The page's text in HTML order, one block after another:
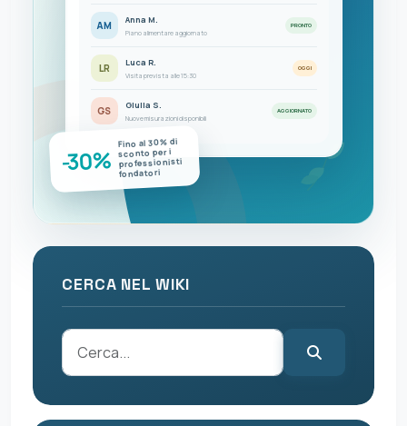
AM Anna M.
Piano alimentare aggiornato
PRONTO
LR Luca R.
Visita prevista alle 15:30
OGGI
GS Giulia S.
Nuove misurazioni disponibili
AGGIORNATO
-30%
Fino al 30% di
sconto per i
professionisti
fondatori
CERCA NEL WIKI